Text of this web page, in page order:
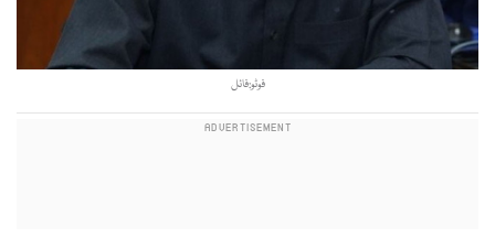
فوٹو:فائل